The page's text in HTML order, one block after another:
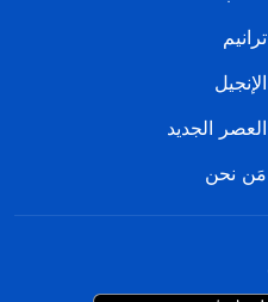
ترانيم
الإنجيل
العصر الجديد
مَن نحن